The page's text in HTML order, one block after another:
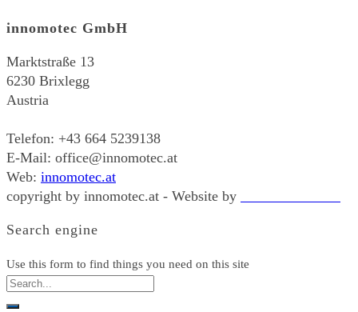
innomotec GmbH
Marktstraße 13
6230 Brixlegg
Austria
Telefon: +43 664 5239138
E-Mail: office@innomotec.at
Web: innomotec.at
copyright by innomotec.at - Website by
Search engine
Use this form to find things you need on this site